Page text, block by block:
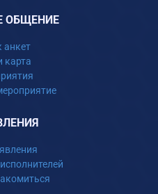
ОБЩЕНИЕ
анкет
карта